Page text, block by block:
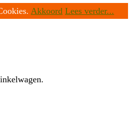
Akkoord Lees verder...